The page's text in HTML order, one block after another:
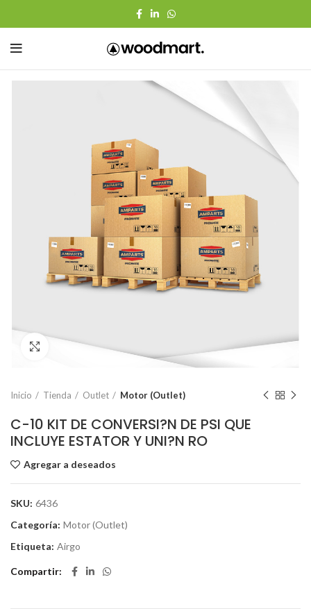
Click to enlarge
Inicio Tienda Outlet Motor (Outlet)
C-10 KIT DE CONVERSI?N DE PSI QUE
INCLUYE ESTATOR Y UNI?N RO
Agregar a deseados
SKU: 6436
Categoría: Motor (Outlet)
Etiqueta: Airgo
Compartir